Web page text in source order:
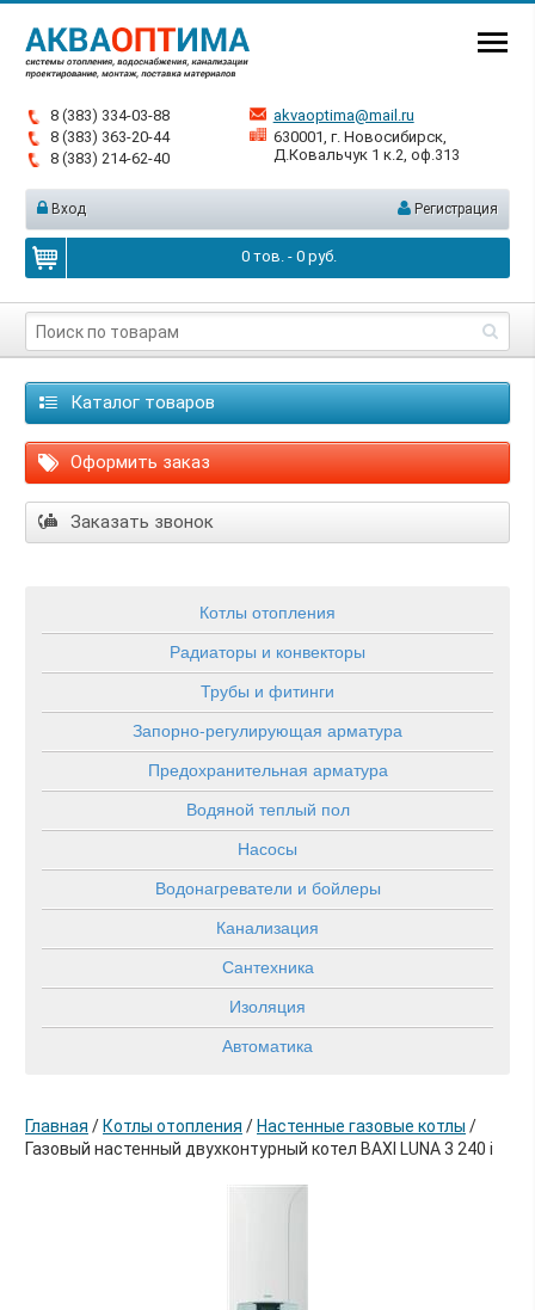
8 (383) 334-03-88
8 (383) 363-20-44
8 (383) 214-62-40
akvaoptima@mail.ru
630001, г. Новосибирск,
Д.Ковальчук 1 к.2, оф.313
Вход Регистрация
0тов. - 0руб.
Каталог товаров
Оформить заказ
Заказать звонок
Котлы отопления
Радиаторы и конвекторы
Трубы и фитинги
Запорно-регулирующая арматура
Предохранительная арматура
Водяной теплый пол
Насосы
Водонагреватели и бойлеры
Канализация
Сантехника
Изоляция
Автоматика
Главная / Котлы отопления / Настенные газовые котлы /
Газовый настенный двухконтурный котел BAXI LUNA 3 240 i